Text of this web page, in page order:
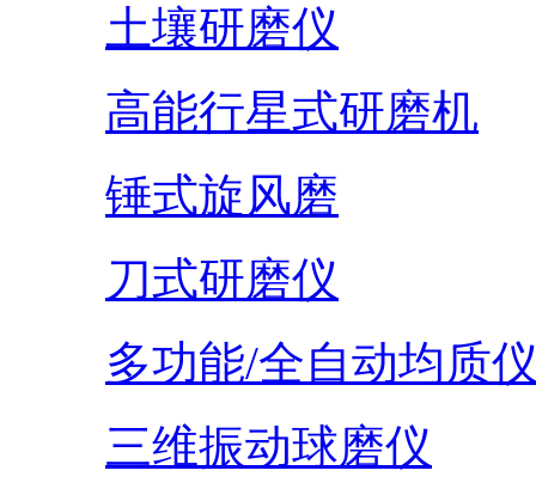
土壤研磨仪
高能行星式研磨机
锤式旋风磨
刀式研磨仪
多功能/全自动均质
三维振动球磨仪